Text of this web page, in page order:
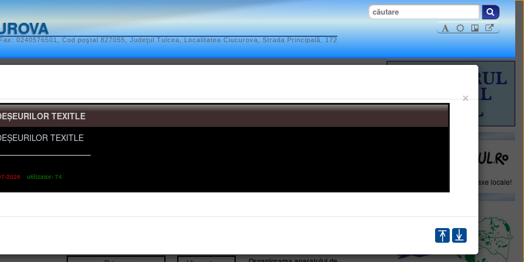
0240576501, Cod poştal 827055, Judeţul Tulcea, Localitatea Ciucurova, Strada Principală, 172
impozite si taxe asistență socială urbanism si achiziții registru agricol
paza comunala
situații de urgența
>>> Tabel angajaţi
Plăteşte online impozite şi taxe locale!
×
TEXITLE
TEXITLE
2026 utilizator: 74